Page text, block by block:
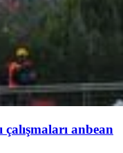
anbean